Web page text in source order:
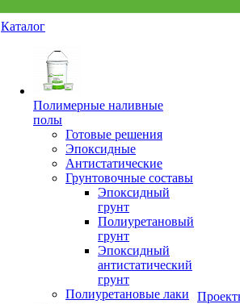
Каталог
Полимерные наливные
полы
Готовые решения
Эпоксидные
Антистатические
Грунтовочные составы
Эпоксидный
грунт
Полиуретановый
грунт
Эпоксидный
антистатический
грунт
Полиуретановые лаки